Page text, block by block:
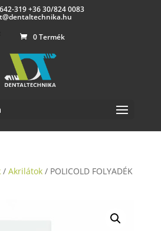
319 +36 30/824 0083
0 Termék
/ Akrilátok/ POLICOLD FOLYADÉK